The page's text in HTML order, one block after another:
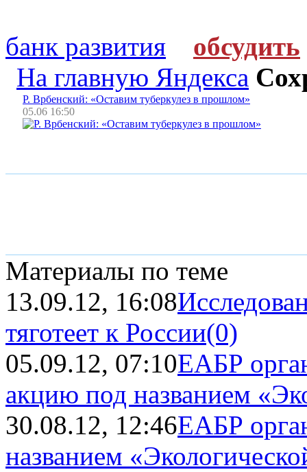
банк развития
обсудить
На главную Яндекса
Р. Врбенский: «Оставим туберкулез в прошлом»
05.06 16:50
Материалы по теме
13.09.12, 16:08
тяготеет к России(0)
05.09.12, 07:10ЕАБР
акцию под названием
30.08.12, 12:46ЕАБР
названием